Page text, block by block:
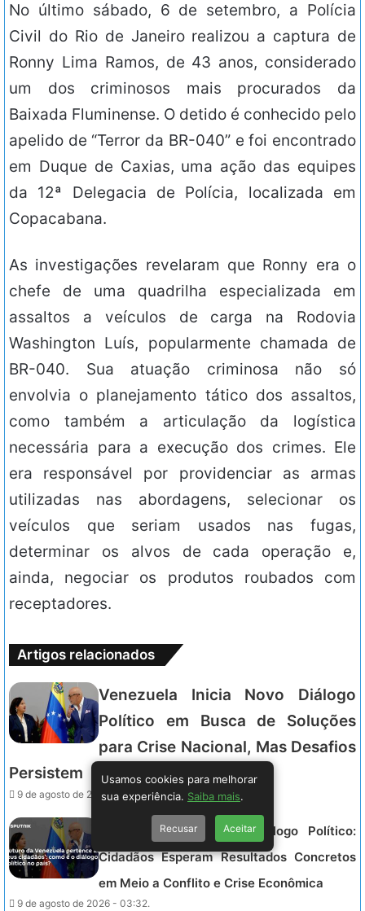
No último sábado, 6 de setembro, a Polícia
Civil do Rio de Janeiro realizou a captura de
Ronny Lima Ramos, de 43 anos, considerado
um dos criminosos mais procurados da
Baixada Fluminense. O detido é conhecido pelo
apelido de “Terror da BR-040” e foi encontrado
em Duque de Caxias, uma ação das equipes
da 12ª Delegacia de Polícia, localizada em
Copacabana.
As investigações revelaram que Ronny era o
chefe de uma quadrilha especializada em
assaltos a veículos de carga na Rodovia
Washington Luís, popularmente chamada de
BR-040. Sua atuação criminosa não só
envolvia o planejamento tático dos assaltos,
como também a articulação da logística
necessária para a execução dos crimes. Ele
era responsável por providenciar as armas
utilizadas nas abordagens, selecionar os
veículos que seriam usados nas fugas,
determinar os alvos de cada operação e,
ainda, negociar os produtos roubados com
receptadores.
Artigos relacionados
Venezuela Inicia Novo Diálogo
Político em Busca de Soluções
para Crise Nacional, Mas Desafios
Persistem
9 de agosto de 2026 - 03:32.
Venezuela Inicia Novo Diálogo Político:
Cidadãos Esperam Resultados Concretos
em Meio a Conflito e Crise Econômica
9 de agosto de 2026 - 03:32.
Usamos cookies para melhorar
sua experiência. Saiba mais
Recusar Aceitar